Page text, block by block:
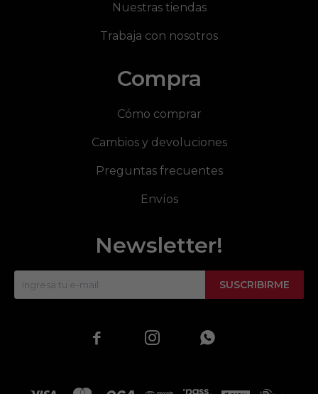
Nuestras tiendas
Trabaja con nosotros
Compra
Cómo comprar
Cambios y devoluciones
Preguntas frecuentes
Envíos
Newsletter!
SUSCRIBIRME
  